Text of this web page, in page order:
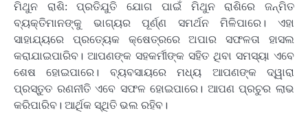
ମିଥୁନ ରାଶି: ପ୍ରତିଯୁତି ଯୋଗ ପାଇଁ ମିଥୁନ ରାଶିରେ ଜନ୍ମିତ
ବ୍ୟକ୍ତିମାନଙ୍କୁ ଭାଗ୍ୟର ପୂର୍ଣ୍ଣ ସମର୍ଥନ ମିଳିପାରେ। ଏହା
ସାହାଯ୍ୟରେ ପ୍ରତ୍ୟେକ କ୍ଷେତ୍ରରେ ଅପାର ସଫଳତା ହାସଲ
କରାଯାଇପାରିବ। ଆପଣଙ୍କ ସହକର୍ମୀଙ୍କ ସହିତ ଥିବା ସମସ୍ୟା ଏବେ
ଶେଷ ହୋଇପାରେ। ବ୍ୟବସାୟରେ ମଧ୍ୟ ଆପଣଙ୍କ ଦ୍ୱାରା
ପ୍ରସ୍ତୁତ ରଣନୀତି ଏବେ ସଫଳ ହୋଇପାରେ। ଆପଣ ପ୍ରଚୁର ଲାଭ
କରିପାରିବ। ଆର୍ଥିକ ସ୍ଥିତି ଭଲ ରହିବ।